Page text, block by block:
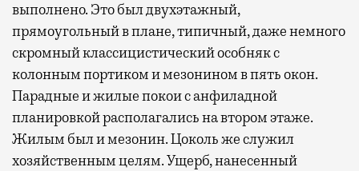
Современный путешественник часто берет
с собой не только чемодан, но и ноутбук.
А ожидание рейса все чаще превращается
не в потерянное время, а в возможность
спокойно закончить дела или спланировать
активности в путешествии, например
забронировать нужные билеты и рестораны.
выполнено. Это был двухэтажный,
прямоугольный в плане, типичный, даже немного
скромный классицистический особняк с
колонным портиком и мезонином в пять окон.
Парадные и жилые покои с анфиладной
планировкой располагались на втором этаже.
Жилым был и мезонин. Цоколь же служил
хозяйственным целям. Ущерб, нанесенный